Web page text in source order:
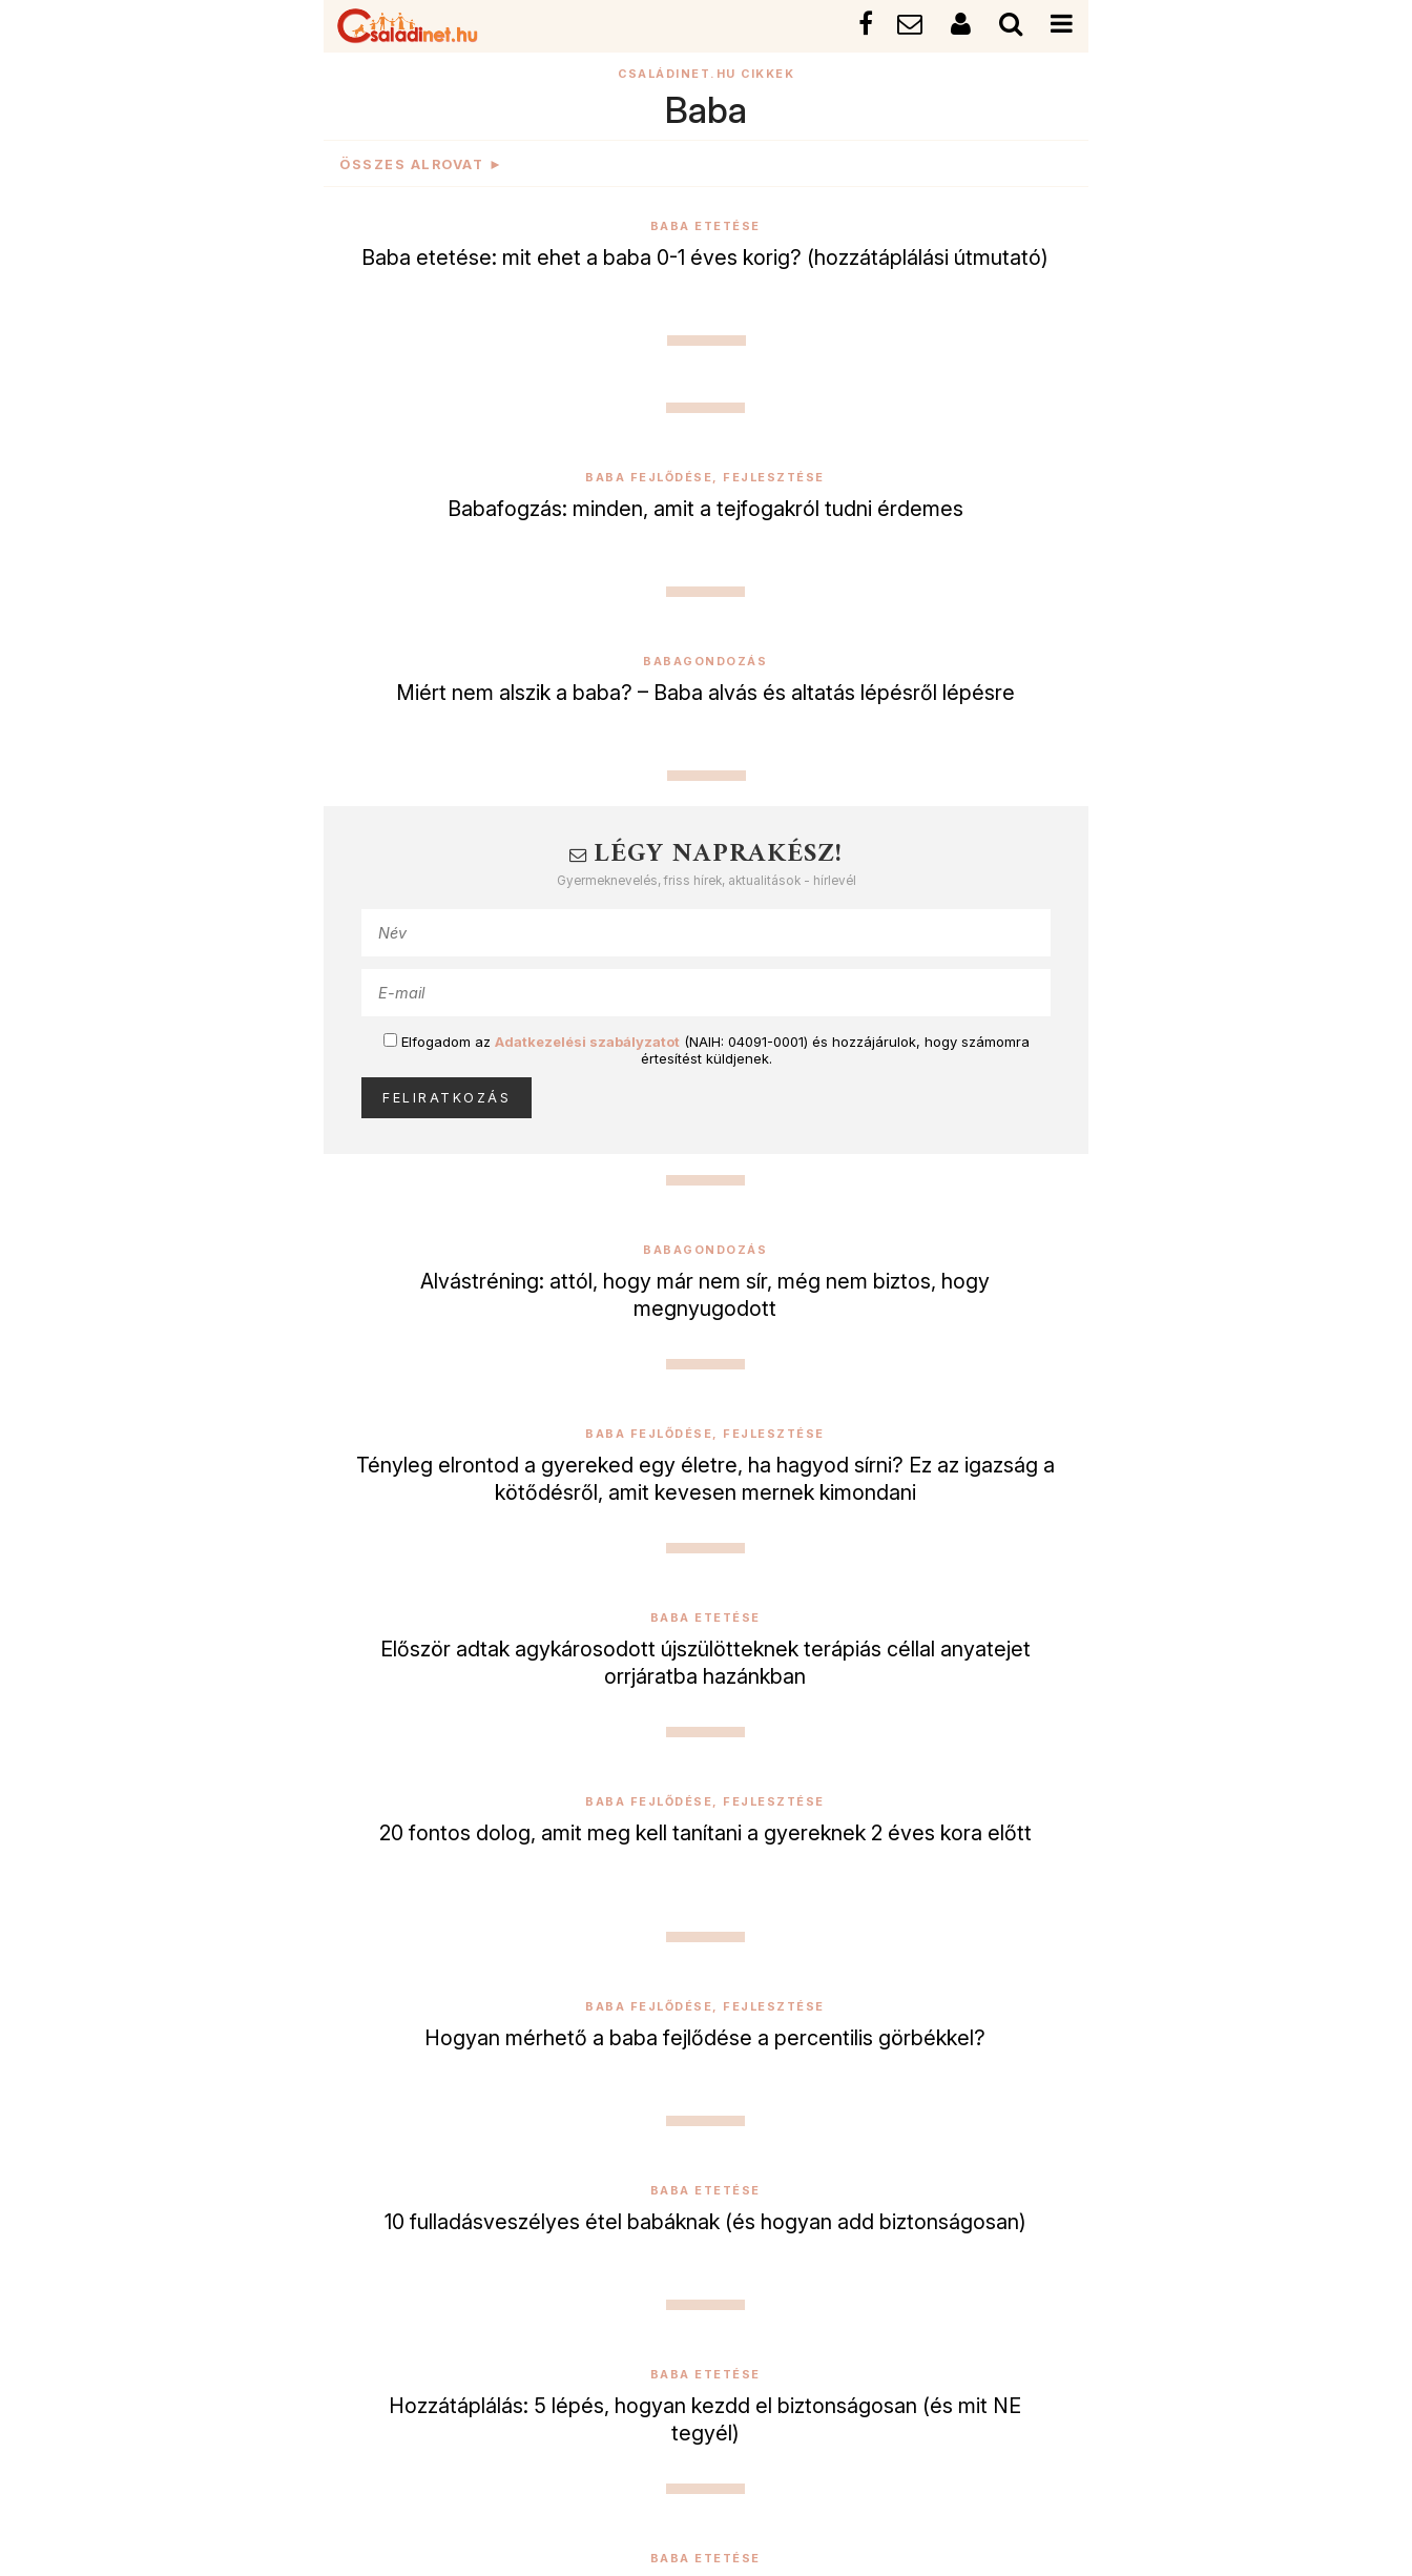
CSALÁDINET.HU CIKKEK
Baba
ÖSSZES ALROVAT ►
BABA ETETÉSE
Baba etetése: mit ehet a baba 0-1 éves korig? (hozzátáplálási útmutató)
BABA FEJLŐDÉSE, FEJLESZTÉSE
Babafogzás: minden, amit a tejfogakról tudni érdemes
BABAGONDOZÁS
Miért nem alszik a baba? – Baba alvás és altatás lépésről lépésre
LÉGY NAPRAKÉSZ!
Gyermeknevelés, friss hírek, aktualitások - hírlevél
Elfogadom az Adatkezelési szabályzatot(NAIH: 04091-0001) és hozzájárulok, hogy számomra
értesítést küldjenek.
BABAGONDOZÁS
Alvástréning: attól, hogy már nem sír, még nem biztos, hogy
megnyugodott
BABA FEJLŐDÉSE, FEJLESZTÉSE
Tényleg elrontod a gyereked egy életre, ha hagyod sírni? Ez az igazság a
kötődésről, amit kevesen mernek kimondani
BABA ETETÉSE
Először adtak agykárosodott újszülötteknek terápiás céllal anyatejet
orrjáratba hazánkban
BABA FEJLŐDÉSE, FEJLESZTÉSE
20 fontos dolog, amit meg kell tanítani a gyereknek 2 éves kora előtt
BABA FEJLŐDÉSE, FEJLESZTÉSE
Hogyan mérhető a baba fejlődése a percentilis görbékkel?
BABA ETETÉSE
10 fulladásveszélyes étel babáknak (és hogyan add biztonságosan)
BABA ETETÉSE
Hozzátáplálás: 5 lépés, hogyan kezdd el biztonságosan (és mit NE
tegyél)
BABA ETETÉSE